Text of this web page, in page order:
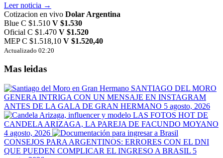
Leer noticia →
Cotizacion en vivo Dolar Argentina
Blue C $1.510 V $1.530
Oficial C $1.470 V $1.520
MEP C $1.518,10 V $1.520,40
Actualizado 02:20
Mas leidas
SANTIAGO DEL MORO
GENERA INTRIGA CON UN MENSAJE EN INSTAGRAM
ANTES DE LA GALA DE GRAN HERMANO 5 agosto, 2026
LAS FOTOS HOT DE
CANDELA ARIZAGA, LA PAREJA DE FACUNDO MOYANO
4 agosto, 2026
CONSEJOS PARA ARGENTINOS: ERRORES CON EL DNI
QUE PUEDEN COMPLICAR EL INGRESO A BRASIL 5